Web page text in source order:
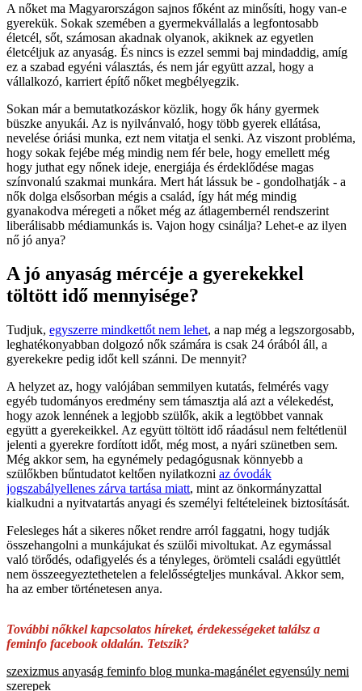
A nőket ma Magyarországon sajnos főként az minősíti, hogy van-e
gyerekük. Sokak szemében a gyermekvállalás a legfontosabb
életcél, sőt, számosan akadnak olyanok, akiknek az egyetlen
életcéljuk az anyaság. És nincs is ezzel semmi baj mindaddig, amíg
ez a szabad egyéni választás, és nem jár együtt azzal, hogy a
vállalkozó, karriert építő nőket megbélyegzik.
Sokan már a bemutatkozáskor közlik, hogy ők hány gyermek
büszke anyukái. Az is nyilvánvaló, hogy több gyerek ellátása,
nevelése óriási munka, ezt nem vitatja el senki. Az viszont probléma,
hogy sokak fejébe még mindig nem fér bele, hogy emellett még
hogy juthat egy nőnek ideje, energiája és érdeklődése magas
színvonalú szakmai munkára. Mert hát lássuk be - gondolhatják - a
nők dolga elsősorban mégis a család, így hát még mindig
gyanakodva méregeti a nőket még az átlagembernél rendszerint
liberálisabb médiamunkás is. Vajon hogy csinálja? Lehet-e az ilyen
nő jó anya?
A jó anyaság mércéje a gyerekekkel
töltött idő mennyisége?
Tudjuk, egyszerre mindkettőt nem lehet, a nap még a legszorgosabb,
leghatékonyabban dolgozó nők számára is csak 24 órából áll, a
gyerekekre pedig időt kell szánni. De mennyit?
A helyzet az, hogy valójában semmilyen kutatás, felmérés vagy
egyéb tudományos eredmény sem támasztja alá azt a vélekedést,
hogy azok lennének a legjobb szülők, akik a legtöbbet vannak
együtt a gyerekeikkel. Az együtt töltött idő ráadásul nem feltétlenül
jelenti a gyerekre fordított időt, még most, a nyári szünetben sem.
Még akkor sem, ha egynémely pedagógusnak könnyebb a
szülőkben bűntudatot keltően nyilatkozni az óvodák
jogszabályellenes zárva tartása miatt, mint az önkormányzattal
kialkudni a nyitvatartás anyagi és személyi feltételeinek biztosítását.
Felesleges hát a sikeres nőket rendre arról faggatni, hogy tudják
összehangolni a munkájukat és szülői mivoltukat. Az egymással
való törődés, odafigyelés és a tényleges, örömteli családi együttlét
nem összeegyeztethetelen a felelősségteljes munkával. Akkor sem,
ha az ember történetesen anya.
További nőkkel kapcsolatos híreket, érdekességeket találsz a
feminfo facebook oldalán. Tetszik?
szexizmus anyaság feminfo blog munka-magánélet egyensúly nemi
szerepek